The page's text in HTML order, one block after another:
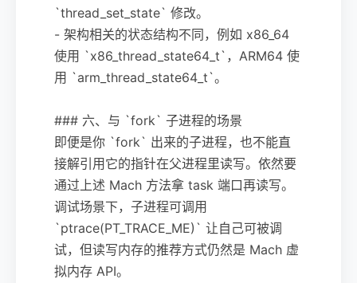
`thread_set_state` 修改。
- 架构相关的状态结构不同，例如 x86_64
使用 `x86_thread_state64_t`，ARM64 使
用 `arm_thread_state64_t`。
### 六、与 `fork` 子进程的场景
即便是你 `fork` 出来的子进程，也不能直
接解引用它的指针在父进程里读写。依然要
通过上述 Mach 方法拿 task 端口再读写。
调试场景下，子进程可调用
`ptrace(PT_TRACE_ME)` 让自己可被调
试，但读写内存的推荐方式仍然是 Mach 虚
拟内存 API。